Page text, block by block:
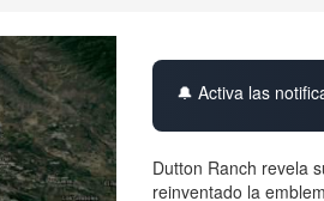
🔔 Activa las
Dutton Ranch revela
reinventado la